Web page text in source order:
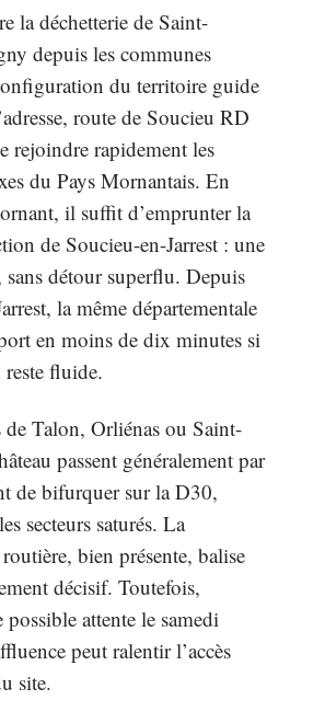
la déchetterie de Saint-
depuis les communes
du territoire guide
route de Soucieu RD
rejoindre rapidement les
du Pays Mornantais. En
il suffit d’emprunter la
de Soucieu-en-Jarrest : une
sans détour superflu. Depuis
la même départementale
en moins de dix minutes si
fluide.
de Talon, Orliénas ou Saint-
passent généralement par
de bifurquer sur la D30,
secteurs saturés. La
bien présente, balise
décisif. Toutefois,
possible attente le samedi
peut ralentir l’accès
site.